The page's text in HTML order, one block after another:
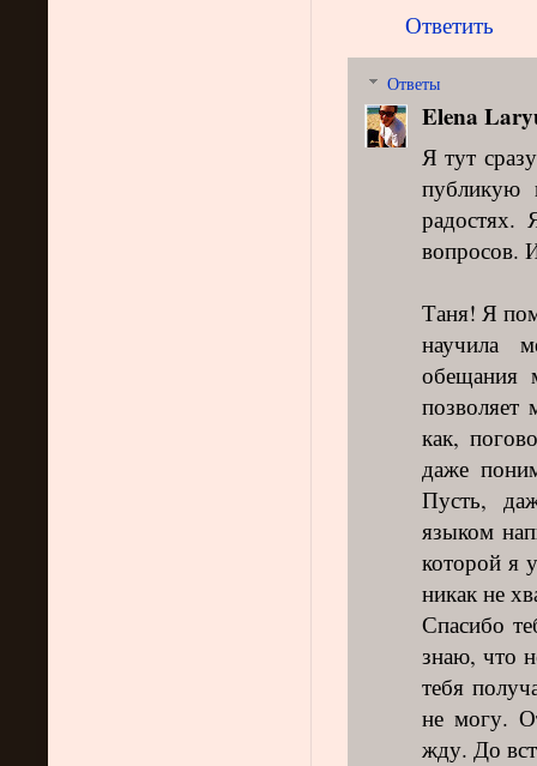
Ответить
Ответы
Elena
Я тут
публикую
радостях.
вопросов.
Таня! Я
научила
обещания
позволяет
как,
даже
Пусть,
языком
которой я
никак не
Спасибо
знаю, что
тебя
не могу.
жду. До